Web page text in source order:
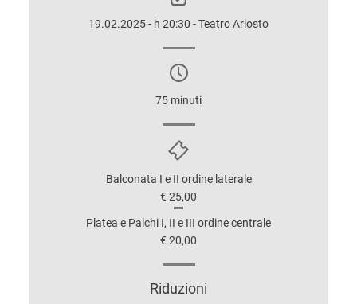
19.02.2025 - h 20:30 - Teatro Ariosto
75 minuti
Balconata I e II ordine laterale
€ 25,00
Platea e Palchi I, II e III ordine centrale
€ 20,00
Riduzioni